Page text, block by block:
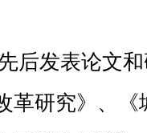
后发表论文
革研究》、《